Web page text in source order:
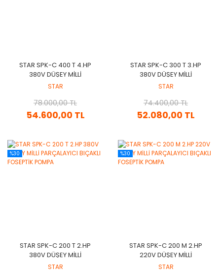
STAR SPK-C 400 T 4.HP
380V DÜŞEY MİLLİ
PARÇALAYICI BIÇAKLI
STAR
54.600,00 TL
78.000,00 TL
STAR SPK-C 300 T 3.HP
380V DÜŞEY MİLLİ
PARÇALAYICI BIÇAKLI
STAR
52.080,00 TL
74.400,00 TL
%30
STAR SPK-C 200 T 2.HP
380V DÜŞEY MİLLİ
PARÇALAYICI BIÇAKLI
STAR
%30
STAR SPK-C 200 M 2.HP
220V DÜŞEY MİLLİ
PARÇALAYICI BIÇAKLI
STAR